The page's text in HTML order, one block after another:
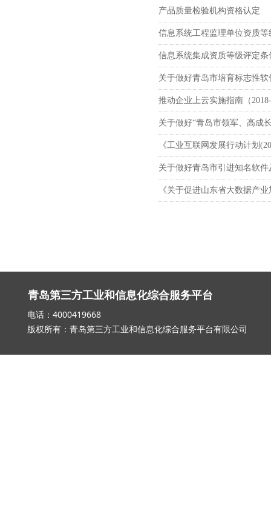
产品质量检验机构资格认定
信息系统工程监理单位资质
信息系统集成资质等级评定条
关于做好青岛市培育标志性
推动企业上云实施指南（
关于做好“青岛市领军、高成
《工业互联网发展行动计划
关于做好青岛市引进知名软
《关于促进山东省大数据产
青岛第三方工业和信息化综合服务平台
电话：4000419668 邮箱：
版权所有：青岛第三方工业和信息化综合服务平台有